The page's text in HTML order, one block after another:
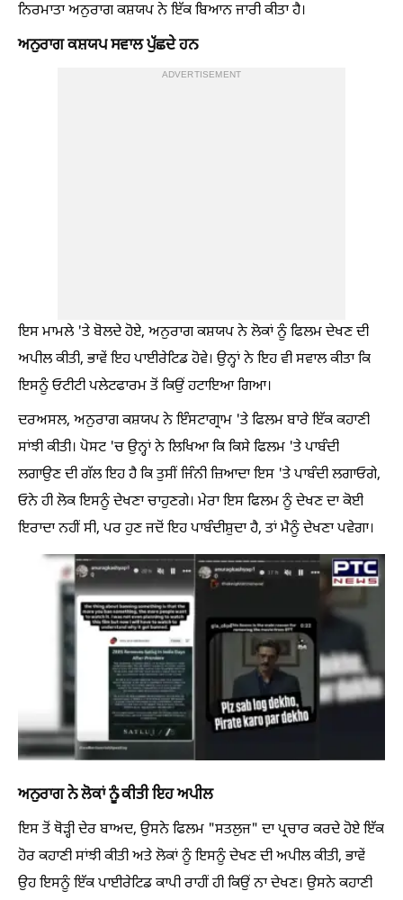
ਨਿਰਮਾਤਾ ਅਨੁਰਾਗ ਕਸ਼ਯਪ ਨੇ ਇੱਕ ਬਿਆਨ ਜਾਰੀ ਕੀਤਾ ਹੈ।
ਅਨੁਰਾਗ ਕਸ਼ਯਪ ਸਵਾਲ ਪੁੱਛਦੇ ਹਨ
ADVERTISEMENT
ਇਸ ਮਾਮਲੇ 'ਤੇ ਬੋਲਦੇ ਹੋਏ, ਅਨੁਰਾਗ ਕਸ਼ਯਪ ਨੇ ਲੋਕਾਂ ਨੂੰ ਫਿਲਮ ਦੇਖਣ ਦੀ
ਅਪੀਲ ਕੀਤੀ, ਭਾਵੇਂ ਇਹ ਪਾਈਰੇਟਿਡ ਹੋਵੇ। ਉਨ੍ਹਾਂ ਨੇ ਇਹ ਵੀ ਸਵਾਲ ਕੀਤਾ ਕਿ
ਇਸਨੂੰ ਓਟੀਟੀ ਪਲੇਟਫਾਰਮ ਤੋਂ ਕਿਉਂ ਹਟਾਇਆ ਗਿਆ।
ਦਰਅਸਲ, ਅਨੁਰਾਗ ਕਸ਼ਯਪ ਨੇ ਇੰਸਟਾਗ੍ਰਾਮ 'ਤੇ ਫਿਲਮ ਬਾਰੇ ਇੱਕ ਕਹਾਣੀ
ਸਾਂਝੀ ਕੀਤੀ। ਪੋਸਟ 'ਚ ਉਨ੍ਹਾਂ ਨੇ ਲਿਖਿਆ ਕਿ ਕਿਸੇ ਫਿਲਮ 'ਤੇ ਪਾਬੰਦੀ
ਲਗਾਉਣ ਦੀ ਗੱਲ ਇਹ ਹੈ ਕਿ ਤੁਸੀਂ ਜਿੰਨੀ ਜ਼ਿਆਦਾ ਇਸ 'ਤੇ ਪਾਬੰਦੀ ਲਗਾਓਗੇ,
ਓਨੇ ਹੀ ਲੋਕ ਇਸਨੂੰ ਦੇਖਣਾ ਚਾਹੁਣਗੇ। ਮੇਰਾ ਇਸ ਫਿਲਮ ਨੂੰ ਦੇਖਣ ਦਾ ਕੋਈ
ਇਰਾਦਾ ਨਹੀਂ ਸੀ, ਪਰ ਹੁਣ ਜਦੋਂ ਇਹ ਪਾਬੰਦੀਸ਼ੁਦਾ ਹੈ, ਤਾਂ ਮੈਨੂੰ ਦੇਖਣਾ ਪਵੇਗਾ।
ਅਨੁਰਾਗ ਨੇ ਲੋਕਾਂ ਨੂੰ ਕੀਤੀ ਇਹ ਅਪੀਲ
ਇਸ ਤੋਂ ਥੋੜ੍ਹੀ ਦੇਰ ਬਾਅਦ, ਉਸਨੇ ਫਿਲਮ "ਸਤਲੁਜ" ਦਾ ਪ੍ਰਚਾਰ ਕਰਦੇ ਹੋਏ ਇੱਕ
ਹੋਰ ਕਹਾਣੀ ਸਾਂਝੀ ਕੀਤੀ ਅਤੇ ਲੋਕਾਂ ਨੂੰ ਇਸਨੂੰ ਦੇਖਣ ਦੀ ਅਪੀਲ ਕੀਤੀ, ਭਾਵੇਂ
ਉਹ ਇਸਨੂੰ ਇੱਕ ਪਾਈਰੇਟਿਡ ਕਾਪੀ ਰਾਹੀਂ ਹੀ ਕਿਉਂ ਨਾ ਦੇਖਣ। ਉਸਨੇ ਕਹਾਣੀ